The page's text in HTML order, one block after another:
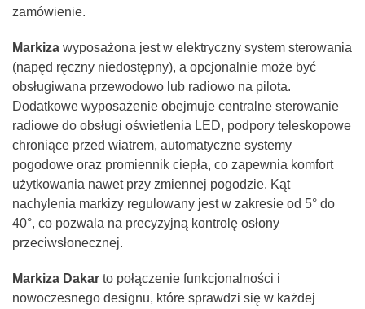
zamówienie.
Markiza wyposażona jest w elektryczny system sterowania
(napęd ręczny niedostępny), a opcjonalnie może być
obsługiwana przewodowo lub radiowo na pilota.
Dodatkowe wyposażenie obejmuje centralne sterowanie
radiowe do obsługi oświetlenia LED, podpory teleskopowe
chroniące przed wiatrem, automatyczne systemy
pogodowe oraz promiennik ciepła, co zapewnia komfort
użytkowania nawet przy zmiennej pogodzie. Kąt
nachylenia markizy regulowany jest w zakresie od 5° do
40°, co pozwala na precyzyjną kontrolę osłony
przeciwsłonecznej.
Markiza Dakar to połączenie funkcjonalności i
nowoczesnego designu, które sprawdzi się w każdej